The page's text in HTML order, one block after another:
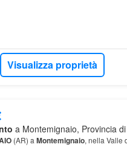
Visualizza proprietà
a Montemignaio, Provincia
(AR) a Montemignaio, nella Valle